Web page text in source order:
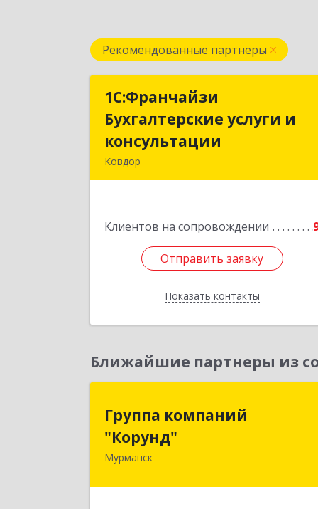
Рекомендованные партнеры
1С:Франчайзи
Бухгалтерские услуги и
консультации
Ковдор
Клиентов на сопровождении
Отправить заявку
Показать контакты
1С:Франчайзи
Бухгалтерские услуги и
консультации
Отправить заявку
Назад
Ближайшие партнеры из
Группа компаний
"Корунд"
Мурманск
Группа компаний
183025, Мурманская обл, Мурманск г,